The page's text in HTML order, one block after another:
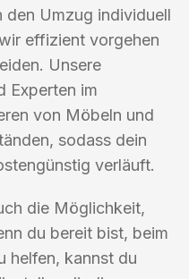
den Umzug individuell
effizient vorgehen
Unsere
Experten im
von Möbeln und
sodass dein
verläuft.
die Möglichkeit,
du bereit bist, beim
helfen, kannst du